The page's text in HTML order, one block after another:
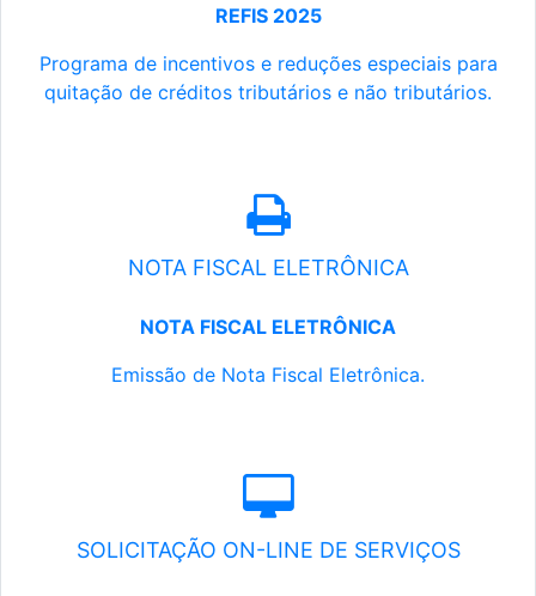
REFIS 2025
Programa de incentivos e reduções especiais para
quitação de créditos tributários e não tributários.
NOTA FISCAL ELETRÔNICA
NOTA FISCAL ELETRÔNICA
Emissão de Nota Fiscal Eletrônica.
SOLICITAÇÃO ON-LINE DE SERVIÇOS